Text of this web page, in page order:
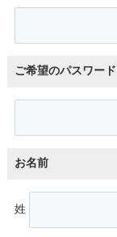
ご希望のパスワード
お名前
姓